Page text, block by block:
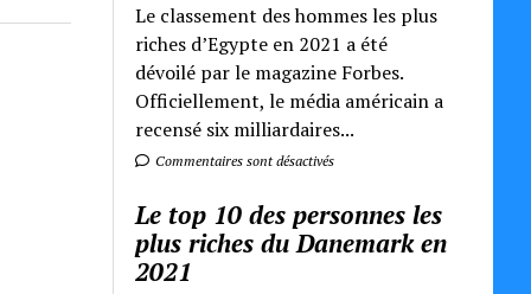
Le classement des hommes les plus
riches d’Egypte en 2021 a été
dévoilé par le magazine Forbes.
Officiellement, le média américain a
recensé six milliardaires...
Commentaires sont désactivés
Le top 10 des personnes les
plus riches du Danemark en
2021